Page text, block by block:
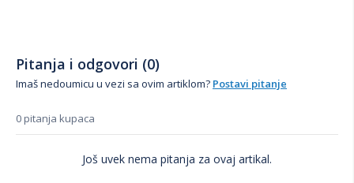
Pitanja i odgovori (0)
Imaš nedoumicu u vezi sa ovim artiklom? Postavi pitanje
0 pitanja kupaca
Još uvek nema pitanja za ovaj artikal.